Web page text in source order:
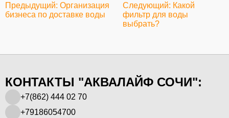
Следующий: Какой
фильтр для воды
выбрать?
Предыдущий: Организация
бизнеса по доставке воды
КОНТАКТЫ "АКВАЛАЙФ СОЧИ":
+7(862) 444 02 70
+79186054700